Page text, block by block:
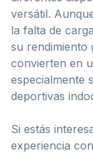
versátil.
la falta de
su rendimiento
convierten en
especialmente
deportivas
Si estás
experiencia